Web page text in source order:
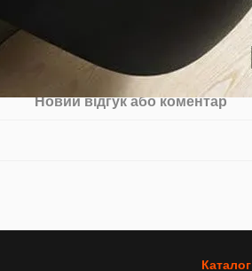
Новий відгук або коментар
Каталог